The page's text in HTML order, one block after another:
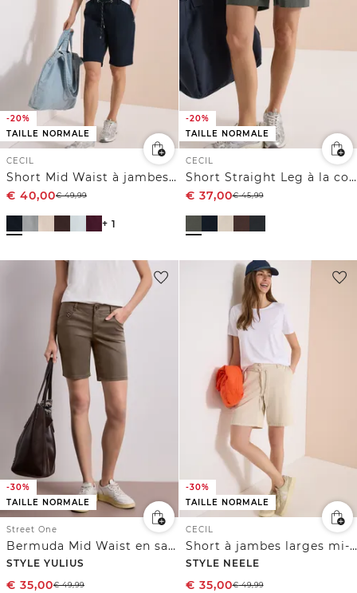
-20%
TAILLE NORMALE
CECIL
Short Mid Waist à jambes droites, coupe décontractée
€ 40,00€49,99
+ 1
-20%
TAILLE NORMALE
CECIL
Short Straight Leg à la coupe Loose Fit
€ 37,00€45,99
-30%
TAILLE NORMALE
Street One
Bermuda Mid Waist en satin
STYLE YULIUS
€ 35,00€49,99
-30%
TAILLE NORMALE
CECIL
Short à jambes larges mi-longues, coupe loose
STYLE NEELE
€ 35,00€49,99